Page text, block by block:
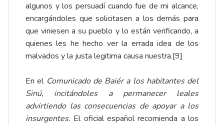
algunos y los persuadí cuando fue de mi alcance,
encargándoles que solicitasen a los demás para
que viniesen a su pueblo y lo están verificando, a
quienes les he hecho ver la errada idea de los
malvados y la justa legitima causa nuestra.[9]
En elComunicado de Baiér a los habitantes del
Sinú, incitándoles a permanecer leales
advirtiendo las consecuencias de apoyar a los
insurgentes. El oficial español recomienda a los